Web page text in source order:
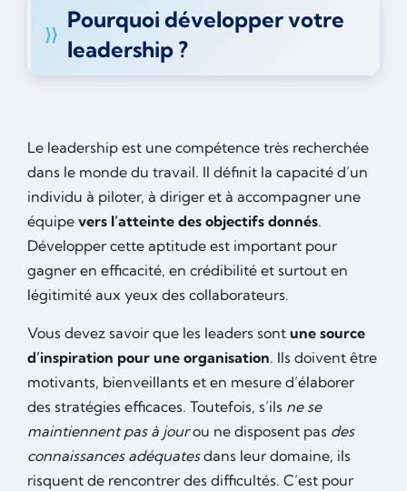
Pourquoi développer votre
leadership ?
Le leadership est une compétence très recherchée
dans le monde du travail. Il définit la capacité d’un
individu à piloter, à diriger et à accompagner une
équipe vers l’atteinte des objectifs donnés.
Développer cette aptitude est important pour
gagner en efficacité, en crédibilité et surtout en
légitimité aux yeux des collaborateurs.
Vous devez savoir que les leaders sont une source
d’inspiration pour une organisation. Ils doivent être
motivants, bienveillants et en mesure d’élaborer
des stratégies efficaces. Toutefois, s’ils ne se
maintiennent pas à jourou ne disposent pas des
connaissances adéquatesdans leur domaine, ils
risquent de rencontrer des difficultés. C’est pour